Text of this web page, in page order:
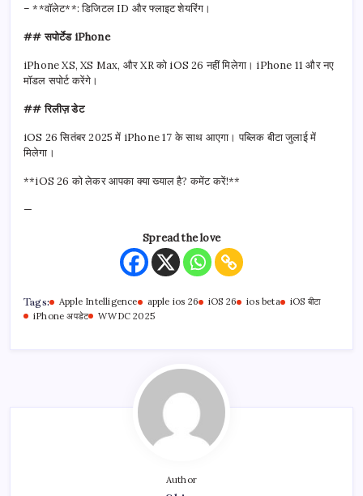
– **वॉलेट**: डिजिटल ID और फ्लाइट शेयरिंग।
## सपोर्टेड iPhone
iPhone XS, XS Max, और XR को iOS 26 नहीं मिलेगा। iPhone 11 और नए
मॉडल सपोर्ट करेंगे।
## रिलीज़ डेट
iOS 26 सितंबर 2025 में iPhone 17 के साथ आएगा। पब्लिक बीटा जुलाई में
मिलेगा।
**iOS 26 को लेकर आपका क्या ख्याल है? कमेंट करें!**
—
Spread the love
Tags: Apple Intelligence apple ios 26 iOS 26 ios beta
iOS बीटा
iPhone अपडेट
WWDC 2025
Author